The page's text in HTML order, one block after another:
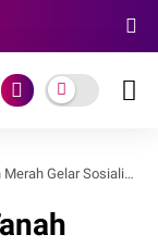
dan Cooling System di Desa Tanah Merah